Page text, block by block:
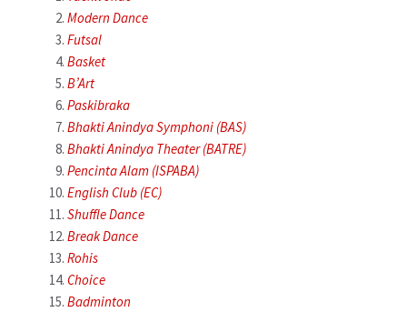
Modern Dance
Futsal
Basket
B’Art
Paskibraka
Bhakti Anindya Symphoni (BAS)
Bhakti Anindya Theater (BATRE)
Pencinta Alam (ISPABA)
English Club (EC)
Shuffle Dance
Break Dance
Rohis
Choice
Badminton